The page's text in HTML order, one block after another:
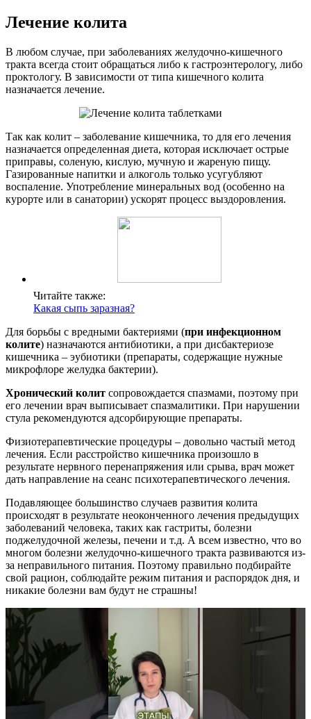
Лечение колита
В любом случае, при заболеваниях желудочно-кишечного
тракта всегда стоит обращаться либо к гастроэнтерологу, либо
проктологу. В зависимости от типа кишечного колита
назначается лечение.
Так как колит – заболевание кишечника, то для его лечения
назначается определенная диета, которая исключает острые
приправы, соленую, кислую, мучную и жареную пищу.
Газированные напитки и алкоголь только усугубляют
воспаление. Употребление минеральных вод (особенно на
курорте или в санатории) ускорят процесс выздоровления.
Читайте также:
Какая сыпь заразная?
Для борьбы с вредными бактериями (при инфекционном
колите) назначаются антибиотики, а при дисбактериозе
кишечника – эубиотики (препараты, содержащие нужные
микрофлоре желудка бактерии).
Хронический колит сопровождается спазмами, поэтому при
его лечении врач выписывает спазмалитики. При нарушении
стула рекомендуются адсорбирующие препараты.
Физиотерапевтические процедуры – довольно частый метод
лечения. Если расстройство кишечника произошло в
результате нервного перенапряжения или срыва, врач может
дать направление на сеанс психотерапевтического лечения.
Подавляющее большинство случаев развития колита
происходят в результате неоконченного лечения предыдущих
заболеваний человека, таких как гастриты, болезни
поджелудочной железы, печени и т.д. А всем известно, что во
многом болезни желудочно-кишечного тракта развиваются из-
за неправильного питания. Поэтому правильно подбирайте
свой рацион, соблюдайте режим питания и распорядок дня, и
никакие болезни вам будут не страшны!